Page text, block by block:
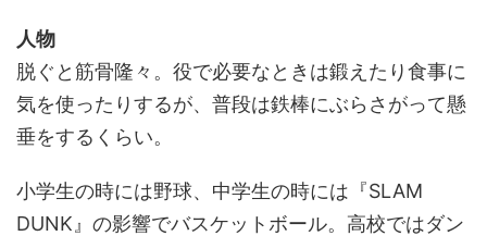
人物
脱ぐと筋骨隆々。役で必要なときは鍛えたり食事に
気を使ったりするが、普段は鉄棒にぶらさがって懸
垂をするくらい。
小学生の時には野球、中学生の時には『SLAM
DUNK』の影響でバスケットボール。高校ではダン